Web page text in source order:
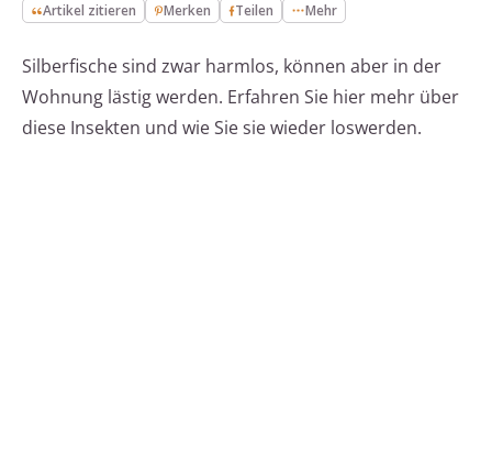
Artikel zitieren Merken Teilen Mehr
Silberfische sind zwar harmlos, können aber in der
Wohnung lästig werden. Erfahren Sie hier mehr über
diese Insekten und wie Sie sie wieder loswerden.